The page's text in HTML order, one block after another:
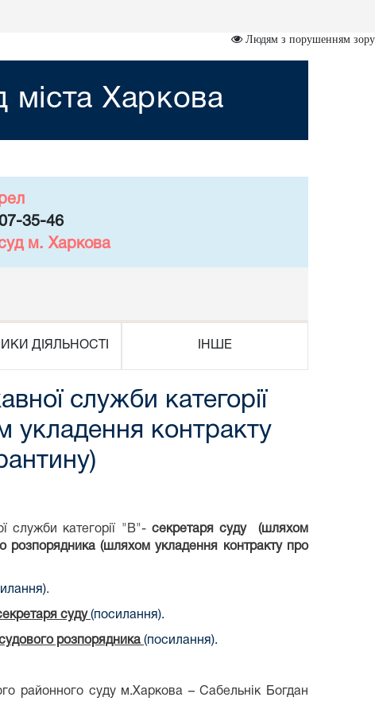
Людям з порушенням зору
міста Харкова
35-46
м. Харкова
ДІЯЛЬНОСТІ ІНШЕ
служби категорії
укладення контракту
служби категорії "В"-секретаря суду (шляхом
розпорядника (шляхом укладення контракту про
.
суду (посилання).
розпорядника (посилання).
районного суду м.Харкова – Сабельнік Богдан